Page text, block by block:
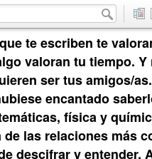
te escriben te
valoran tu tiempo.
ser tus amigos/
encantado
física y
las relaciones más
descifrar y entender.